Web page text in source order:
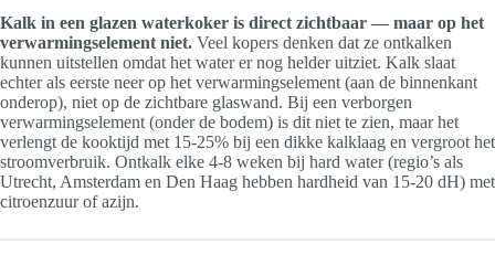
Kalk in een glazen waterkoker is direct zichtbaar — maar op het
verwarmingselement niet. Veel kopers denken dat ze ontkalken
kunnen uitstellen omdat het water er nog helder uitziet. Kalk slaat
echter als eerste neer op het verwarmingselement (aan de binnenkant
onderop), niet op de zichtbare glaswand. Bij een verborgen
verwarmingselement (onder de bodem) is dit niet te zien, maar het
verlengt de kooktijd met 15-25% bij een dikke kalklaag en vergroot het
stroomverbruik. Ontkalk elke 4-8 weken bij hard water (regio’s als
Utrecht, Amsterdam en Den Haag hebben hardheid van 15-20 dH) met
citroenzuur of azijn.